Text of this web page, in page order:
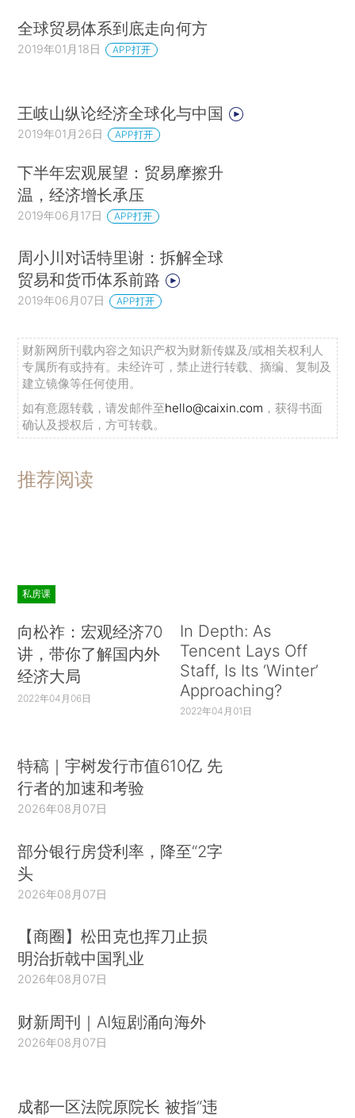
全球贸易体系到底走向何方
2019年01月18日 APP打开
王岐山纵论经济全球化与中国
2019年01月26日 APP打开
下半年宏观展望：贸易摩擦升
温，经济增长承压
2019年06月17日 APP打开
周小川对话特里谢：拆解全球
贸易和货币体系前路
2019年06月07日 APP打开
财新网所刊载内容之知识产权为财新传媒及/或相关权利人
专属所有或持有。未经许可，禁止进行转载、摘编、复制及
建立镜像等任何使用。
如有意愿转载，请发邮件至hello@caixin.com ，获得书面
确认及授权后，方可转载。
推荐阅读
私房课
向松祚：宏观经济70
讲，带你了解国内外
经济大局
2022年04月06日
In Depth: As
Tencent Lays Off
Staff, Is Its ‘Winter’
Approaching?
2022年04月01日
特稿｜宇树发行市值610亿 先
行者的加速和考验
2026年08月07日
部分银行房贷利率，降至“2字
头
2026年08月07日
【商圈】松田克也挥刀止损
明治折戟中国乳业
2026年08月07日
财新周刊｜AI短剧涌向海外
2026年08月07日
成都一区法院原院长 被指“违